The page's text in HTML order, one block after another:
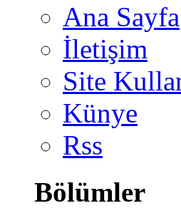
Ana Sayfa
İletişim
Site
Künye
Rss
Bölümler